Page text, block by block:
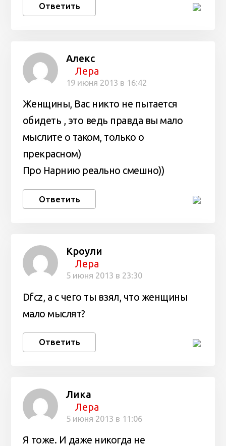
Ответить
Алекс
Лера
19 июня 2013 в 16:42
Женщины, Вас никто не пытается
обидеть , это ведь правда вы мало
мыслите о таком, только о
прекрасном)
Про Нарнию реально смешно))
Ответить
Кроули
Лера
5 июня 2013 в 23:30
Dfcz, а с чего ты взял, что женщины
мало мыслят?
Ответить
Лика
Лера
5 июня 2013 в 11:06
Я тоже. И даже никогда не